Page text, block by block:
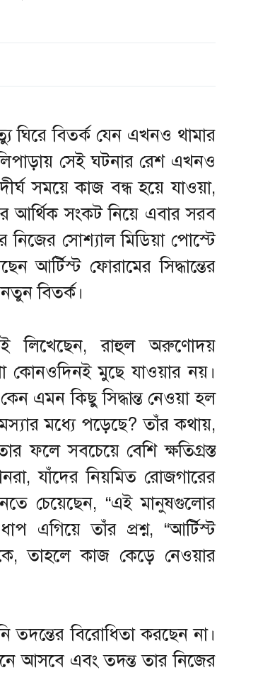
ঘিরে বিতর্ক যেন এখনও থামার
সেই ঘটনার রেশ এখনও
সময়ে কাজ বন্ধ হয়ে যাওয়া,
আর্থিক সংকট নিয়ে এবার সরব
নিজের সোশ্যাল মিডিয়া পোস্টে
আর্টিস্ট ফোরামের সিদ্ধান্তের
বিতর্ক।
লিখেছেন, রাহুল অরুণোদয়
কোনওদিনই মুছে যাওয়ার নয়।
এমন কিছু সিদ্ধান্ত নেওয়া হল
মধ্যে পড়েছে? তাঁর কথায়,
ফলে সবচেয়ে বেশি ক্ষতিগ্রস্ত
যাঁদের নিয়মিত রোজগারের
চেয়েছেন, “এই মানুষগুলোর
এগিয়ে তাঁর প্রশ্ন, “আর্টিস্ট
তাহলে কাজ কেড়ে নেওয়ার
তদন্তের বিরোধিতা করছেন না।
আসবে এবং তদন্ত তার নিজের